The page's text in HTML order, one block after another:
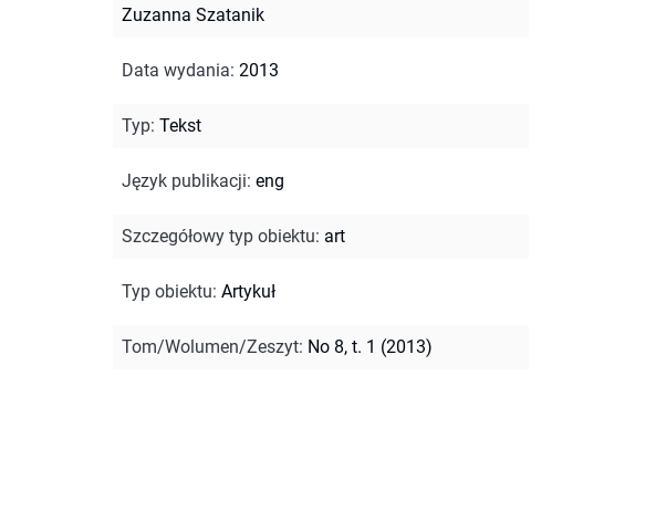
Zuzanna Szatanik
Data wydania: 2013
Typ: Tekst
Język publikacji: eng
Szczegółowy typ obiektu: art
Typ obiektu: Artykuł
Tom/Wolumen/Zeszyt: No 8, t. 1 (2013)